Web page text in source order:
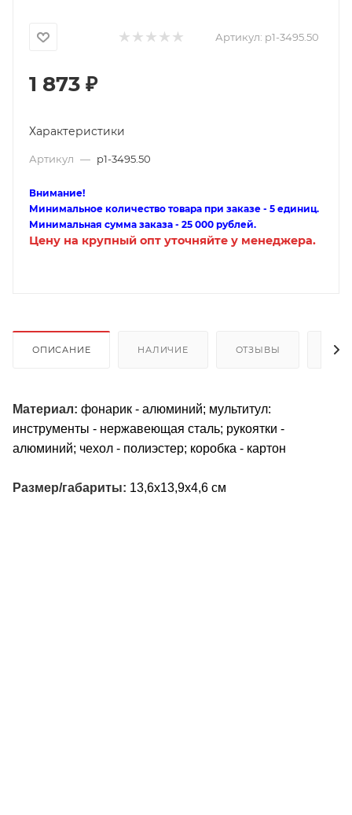
Артикул: p1-3495.50
1 873 ₽
Характеристики
Артикул — p1-3495.50
Внимание!
Минимальное количество товара при заказе - 5 единиц.
Минимальная сумма заказа - 25 000 рублей.
Цену на крупный опт уточняйте у менеджера.
ОПИСАНИЕ НАЛИЧИЕ ОТЗЫВЫ
Материал: фонарик - алюминий; мультитул:
инструменты - нержавеющая сталь; рукоятки -
алюминий; чехол - полиэстер; коробка - картон
Размер/габариты: 13,6х13,9х4,6 см